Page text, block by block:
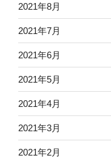
2021年8月
2021年7月
2021年6月
2021年5月
2021年4月
2021年3月
2021年2月